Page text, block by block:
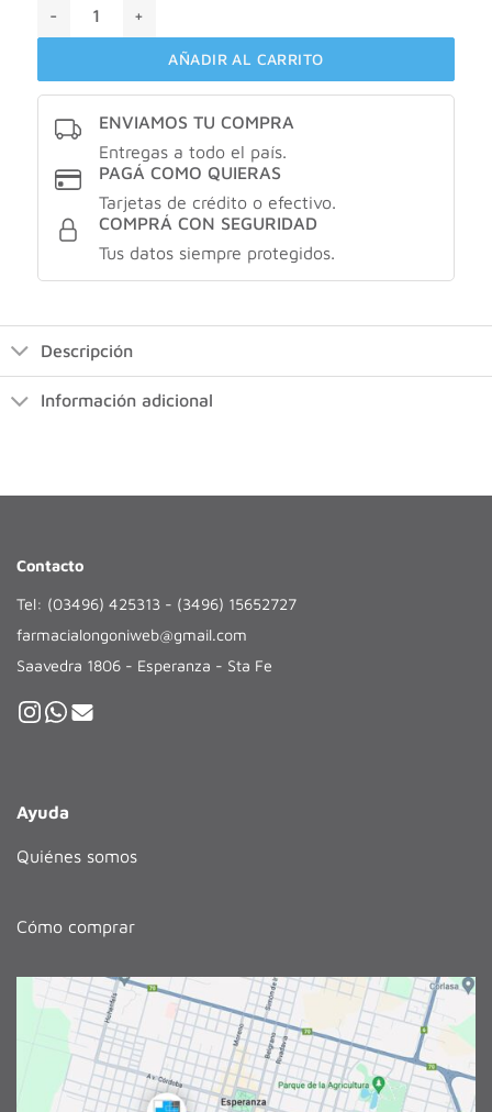
AÑADIR AL CARRITO
ENVIAMOS TU COMPRA
Entregas a todo el país.
PAGÁ COMO QUIERAS
Tarjetas de crédito o efectivo.
COMPRÁ CON SEGURIDAD
Tus datos siempre protegidos.
Descripción
Información adicional
Contacto
Tel: (03496) 425313 - (3496) 15652727
farmacialongoniweb@gmail.com
Saavedra 1806 - Esperanza - Sta Fe
Ayuda
Quiénes somos
Cómo comprar